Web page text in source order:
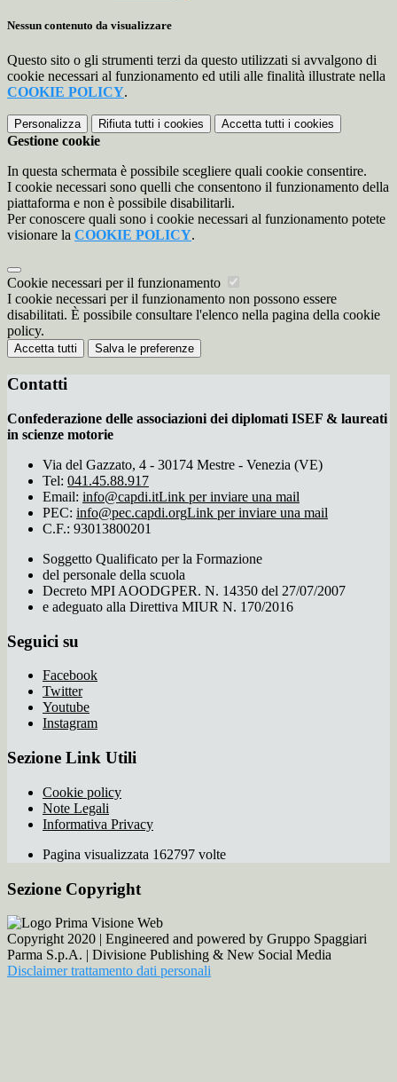
Nessun contenuto da visualizzare
Questo sito o gli strumenti terzi da questo utilizzati si avvalgono di
cookie necessari al funzionamento ed utili alle finalità illustrate nella
COOKIE POLICY.
Personalizza Rifiuta tutti i cookies Accetta tutti i cookies
Gestione cookie
In questa schermata è possibile scegliere quali cookie consentire.
I cookie necessari sono quelli che consentono il funzionamento della
piattaforma e non è possibile disabilitarli.
Per conoscere quali sono i cookie necessari al funzionamento potete
visionare la COOKIE POLICY.
Cookie necessari per il funzionamento
I cookie necessari per il funzionamento non possono essere
disabilitati. È possibile consultare l'elenco nella pagina della cookie
policy.
Accetta tutti Salva le preferenze
Contatti
Confederazione delle associazioni dei diplomati ISEF & laureati
in scienze motorie
Via del Gazzato, 4 - 30174 Mestre - Venezia (VE)
Tel: 041.45.88.917
Email: info@capdi.itLink per inviare una mail
PEC: info@pec.capdi.orgLink per inviare una mail
C.F.: 93013800201
Soggetto Qualificato per la Formazione
del personale della scuola
Decreto MPI AOODGPER. N. 14350 del 27/07/2007
e adeguato alla Direttiva MIUR N. 170/2016
Seguici su
Facebook
Twitter
Youtube
Instagram
Sezione Link Utili
Cookie policy
Note Legali
Informativa Privacy
Pagina visualizzata 162797 volte
Sezione Copyright
Copyright 2020 | Engineered and powered by Gruppo Spaggiari
Parma S.p.A. | Divisione Publishing & New Social Media
Disclaimer trattamento dati personali